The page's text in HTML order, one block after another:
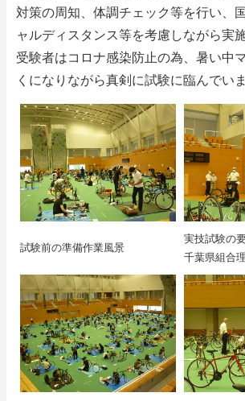
組織概要
組合員ページ
サイトマップ
対策の周知、体調チェック等を行い、
ャルディスタンス等を考慮しながら実
受験者はコロナ感染防止の為、暑い中
くになりながら真剣に試験に臨んでいま
試験前の準備作業風景
実技試験の
千葉県組合